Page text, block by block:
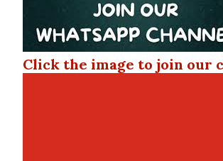
Click the image to join our